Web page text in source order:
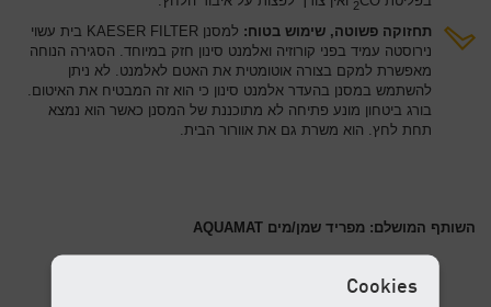
2
תחזוקה פשוטה, שימוש בטוח:
למסנן KAESER FILTER בית עשוי
נירוסטה עמיד בפני קורוזיה ואלמנט סינון חזק במיוחד. הסגירה הנוחה
מאפשרת למקם בצורה אוטומטית את האטם לאלמנט. לא ניתן
להשתמש במסנן בהעדר אלמנט סינון כי הוא זה המבטיח את האיטום.
בורג ביטחון מונע פתיחה לא מתוכננת של המסנן כאשר הוא נמצא
תחת לחץ. הוא משרת גם את אוורור הבית.
השותף המושלם: מפריד שמן/מים AQUAMAT
Cookies